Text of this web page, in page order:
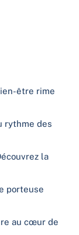
être rime
rythme des
la
porteuse
au cœur de